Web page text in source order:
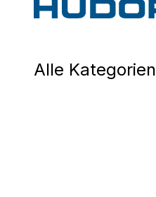
Alle Kategorien